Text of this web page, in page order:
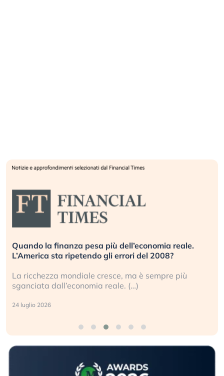
Quando la finanza pesa più dell’economia reale.
L’America sta ripetendo gli errori del 2008?
La ricchezza mondiale cresce, ma è sempre più
sganciata dall’economia reale. (…)
24 luglio 2026